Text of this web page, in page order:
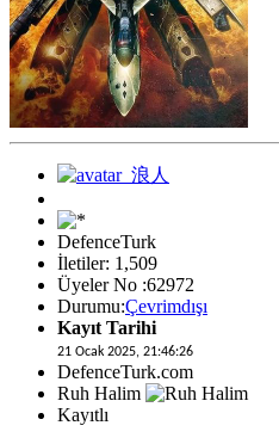
DefenceTurk
İletiler: 1,509
Üyeler No :62972
Durumu:Çevrimdışı
Kayıt Tarihi
21 Ocak 2025, 21:46:26
DefenceTurk.com
Ruh Halim
Kayıtlı